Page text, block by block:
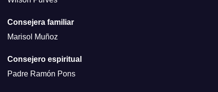
Consejera familiar
Marisol Muñoz
Consejero espiritual
Padre Ramón Pons